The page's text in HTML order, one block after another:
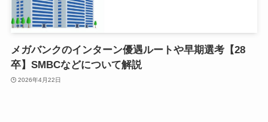
メガバンクのインターン優遇ルートや早期選考【28
卒】SMBCなどについて解説
2026年4月22日